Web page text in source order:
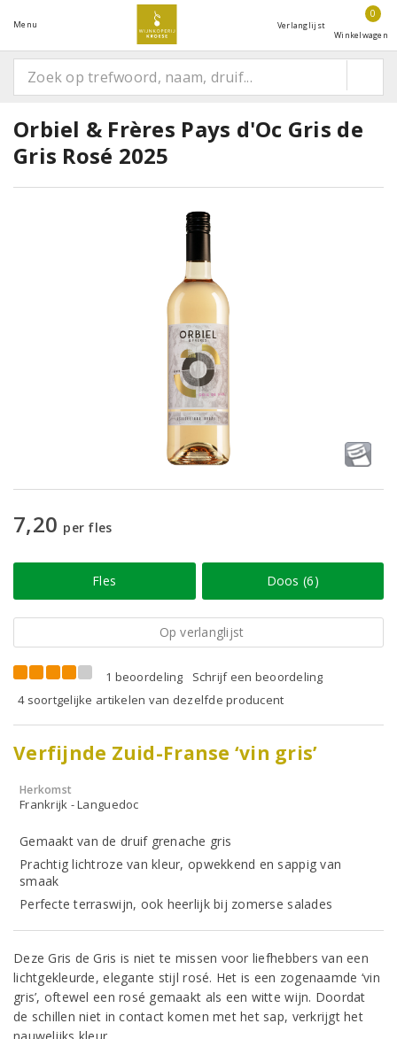
Menu Verlanglijst
0
Winkelwagen
Orbiel & Frères Pays d'Oc Gris de
Gris Rosé 2025
7,20 per fles
Fles Doos (6)
Op verlanglijst
1 beoordeling
Schrijf een beoordeling
4 soortgelijke artikelen van dezelfde producent
Verfijnde Zuid-Franse ‘vin gris’
Herkomst
Frankrijk - Languedoc
Gemaakt van de druif grenache gris
Prachtig lichtroze van kleur, opwekkend en sappig van
smaak
Perfecte terraswijn, ook heerlijk bij zomerse salades
Deze Gris de Gris is niet te missen voor liefhebbers van een
lichtgekleurde, elegante stijl rosé. Het is een zogenaamde ‘vin
gris’, oftewel een rosé gemaakt als een witte wijn. Doordat
de schillen niet in contact komen met het sap, verkrijgt het